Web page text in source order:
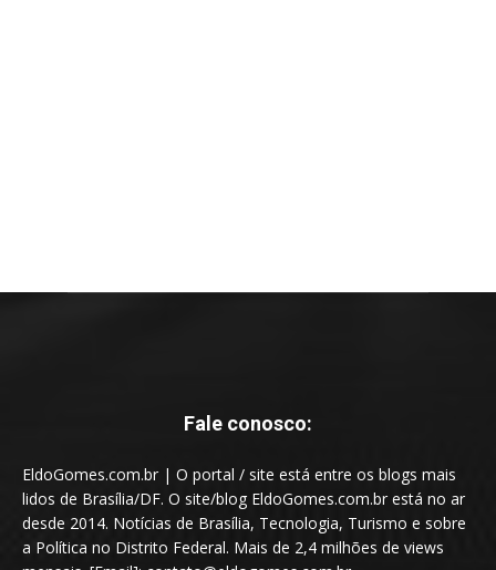
Fale conosco:
EldoGomes.com.br | O portal / site está entre os blogs mais
lidos de Brasília/DF. O site/blog EldoGomes.com.br está no ar
desde 2014. Notícias de Brasília, Tecnologia, Turismo e sobre
a Política no Distrito Federal. Mais de 2,4 milhões de views